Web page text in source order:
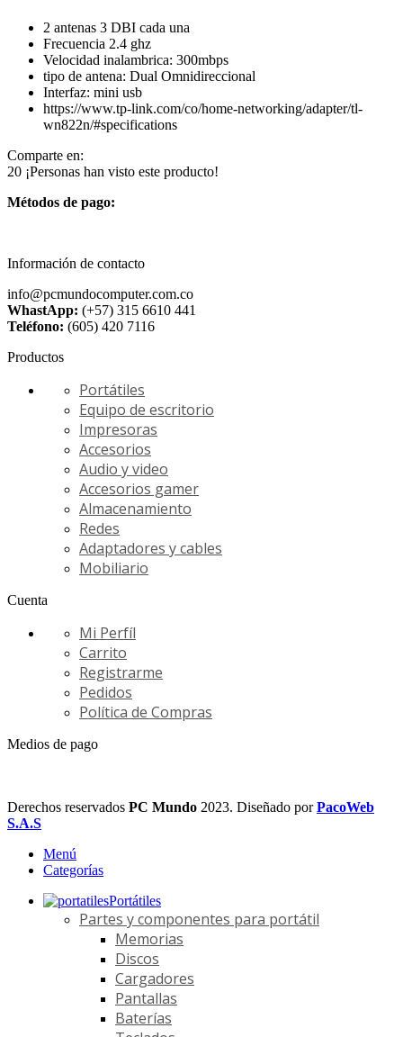
2 antenas 3 DBI cada una
Frecuencia 2.4 ghz
Velocidad inalambrica: 300mbps
tipo de antena: Dual Omnidireccional
Interfaz: mini usb
https://www.tp-link.com/co/home-networking/adapter/tl-
wn822n/#specifications
Comparte en:
20 ¡Personas han visto este producto!
Métodos de pago:
Información de contacto
info@pcmundocomputer.com.co
WhastApp: (+57) 315 6610 441
Teléfono: (605) 420 7116
Productos
Portátiles
Equipo de escritorio
Impresoras
Accesorios
Audio y video
Accesorios gamer
Almacenamiento
Redes
Adaptadores y cables
Mobiliario
Cuenta
Mi Perfíl
Carrito
Registrarme
Pedidos
Política de Compras
Medios de pago
Derechos reservados PC Mundo 2023. Diseñado porPacoWeb
S.A.S
Menú
Categorías
Portátiles
Partes y componentes para portátil
Memorias
Discos
Cargadores
Pantallas
Baterías